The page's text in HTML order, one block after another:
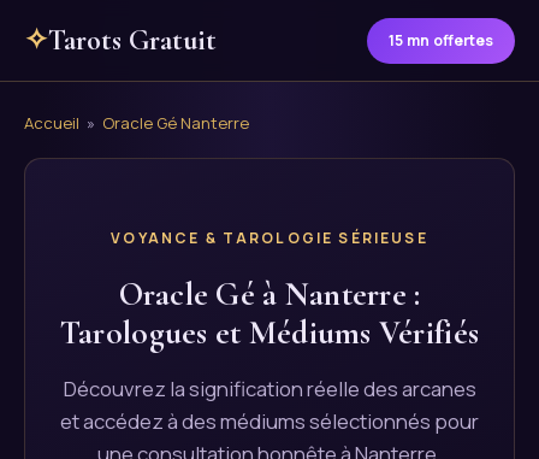
✧Tarots Gratuit 15 mn offertes
Accueil » Oracle Gé Nanterre
VOYANCE & TAROLOGIE SÉRIEUSE
Oracle Gé à Nanterre :
Tarologues et Médiums Vérifiés
Découvrez la signification réelle des arcanes
et accédez à des médiums sélectionnés pour